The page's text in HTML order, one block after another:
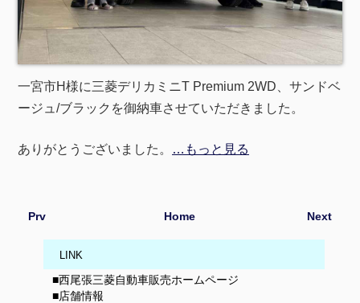
一宮市H様に三菱デリカミニT Premium 2WD、サンドベ
ージュ/ブラックを御納車させていただきました。
ありがとうございました。 …もっと見る
Prv Next
Home
LINK
■西尾張三菱自動車販売ホームページ
■店舗情報